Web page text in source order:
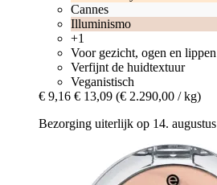
Cannes
Illuminismo
+1
Voor gezicht, ogen en lippen
Verfijnt de huidtextuur
Veganistisch
€ 9,16 € 13,09 (€ 2.290,00 / kg)
Bezorging uiterlijk op 14. augustus